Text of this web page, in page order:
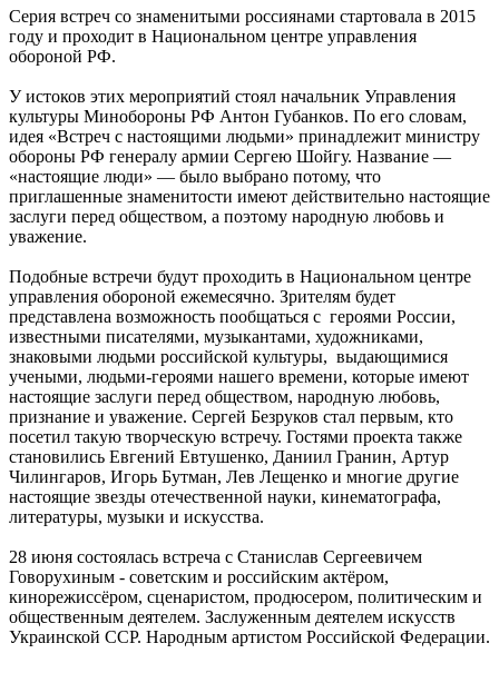
Серия встреч со знаменитыми россиянами стартовала в 2015
году и проходит в Национальном центре управления
обороной РФ.
У истоков этих мероприятий стоял начальник Управления
культуры Минобороны РФ Антон Губанков. По его словам,
идея «Встреч с настоящими людьми» принадлежит министру
обороны РФ генералу армии Сергею Шойгу. Название —
«настоящие люди» — было выбрано потому, что
приглашенные знаменитости имеют действительно настоящие
заслуги перед обществом, а поэтому народную любовь и
уважение.
Подобные встречи будут проходить в Национальном центре
управления обороной ежемесячно. Зрителям будет
представлена возможность пообщаться с героями России,
известными писателями, музыкантами, художниками,
знаковыми людьми российской культуры, выдающимися
учеными, людьми-героями нашего времени, которые имеют
настоящие заслуги перед обществом, народную любовь,
признание и уважение. Сергей Безруков стал первым, кто
посетил такую творческую встречу. Гостями проекта также
становились Евгений Евтушенко, Даниил Гранин, Артур
Чилингаров, Игорь Бутман, Лев Лещенко и многие другие
настоящие звезды отечественной науки, кинематографа,
литературы, музыки и искусства.
28 июня состоялась встреча с Станислав Сергеевичем
Говорухиным - советским и российским актёром,
кинорежиссёром, сценаристом, продюсером, политическим и
общественным деятелем. Заслуженным деятелем искусств
Украинской ССР. Народным артистом Российской Федерации.